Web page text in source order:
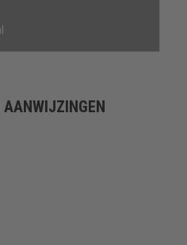
AANWIJZINGEN